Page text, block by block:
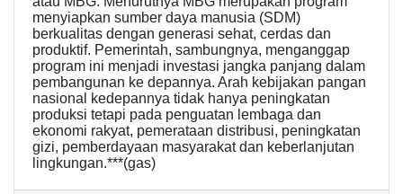
menyiapkan sumber daya manusia (SDM)
berkualitas dengan generasi sehat, cerdas dan
produktif. Pemerintah, sambungnya, menganggap
program ini menjadi investasi jangka panjang dalam
pembangunan ke depannya. Arah kebijakan pangan
nasional kedepannya tidak hanya peningkatan
produksi tetapi pada penguatan lembaga dan
ekonomi rakyat, pemerataan distribusi, peningkatan
gizi, pemberdayaan masyarakat dan keberlanjutan
lingkungan.***(gas)